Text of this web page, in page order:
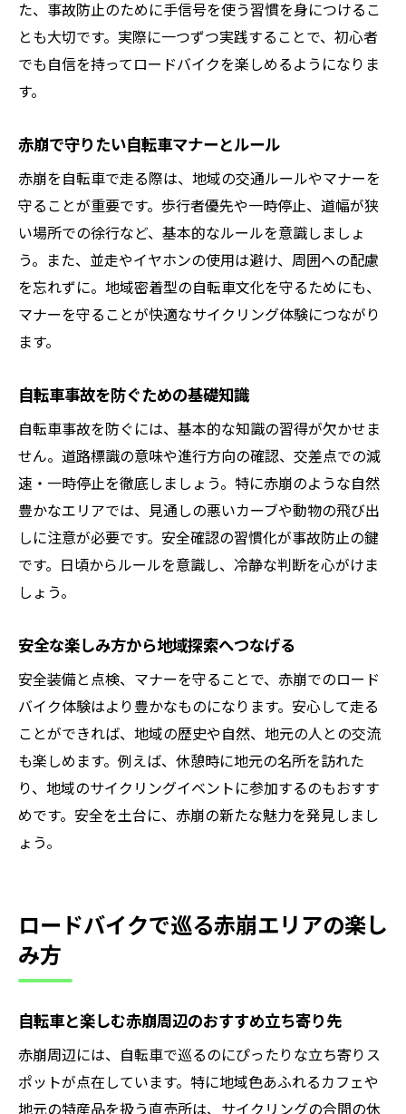
た、事故防止のために手信号を使う習慣を身につけるこ
とも大切です。実際に一つずつ実践することで、初心者
でも自信を持ってロードバイクを楽しめるようになりま
す。
赤崩で守りたい自転車マナーとルール
赤崩を自転車で走る際は、地域の交通ルールやマナーを
守ることが重要です。歩行者優先や一時停止、道幅が狭
い場所での徐行など、基本的なルールを意識しましょ
う。また、並走やイヤホンの使用は避け、周囲への配慮
を忘れずに。地域密着型の自転車文化を守るためにも、
マナーを守ることが快適なサイクリング体験につながり
ます。
自転車事故を防ぐための基礎知識
自転車事故を防ぐには、基本的な知識の習得が欠かせま
せん。道路標識の意味や進行方向の確認、交差点での減
速・一時停止を徹底しましょう。特に赤崩のような自然
豊かなエリアでは、見通しの悪いカーブや動物の飛び出
しに注意が必要です。安全確認の習慣化が事故防止の鍵
です。日頃からルールを意識し、冷静な判断を心がけま
しょう。
安全な楽しみ方から地域探索へつなげる
安全装備と点検、マナーを守ることで、赤崩でのロード
バイク体験はより豊かなものになります。安心して走る
ことができれば、地域の歴史や自然、地元の人との交流
も楽しめます。例えば、休憩時に地元の名所を訪れた
り、地域のサイクリングイベントに参加するのもおすす
めです。安全を土台に、赤崩の新たな魅力を発見しまし
ょう。
ロードバイクで巡る赤崩エリアの楽し
み方
自転車と楽しむ赤崩周辺のおすすめ立ち寄り先
赤崩周辺には、自転車で巡るのにぴったりな立ち寄りス
ポットが点在しています。特に地域色あふれるカフェや
地元の特産品を扱う直売所は、サイクリングの合間の休